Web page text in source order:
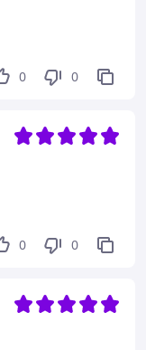
0 0
0 0